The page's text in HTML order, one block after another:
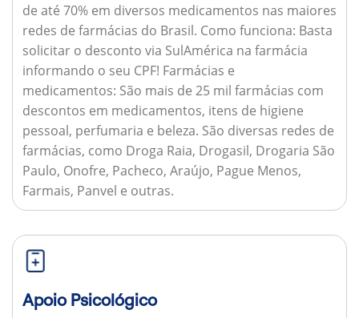
de até 70% em diversos medicamentos nas maiores
redes de farmácias do Brasil. Como funciona: Basta
solicitar o desconto via SulAmérica na farmácia
informando o seu CPF! Farmácias e
medicamentos: São mais de 25 mil farmácias com
descontos em medicamentos, itens de higiene
pessoal, perfumaria e beleza. São diversas redes de
farmácias, como Droga Raia, Drogasil, Drogaria São
Paulo, Onofre, Pacheco, Araújo, Pague Menos,
Farmais, Panvel e outras.
Apoio Psicológico